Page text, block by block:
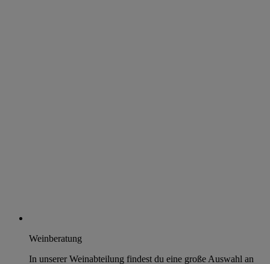
Weinberatung
In unserer Weinabteilung findest du eine große Auswahl an